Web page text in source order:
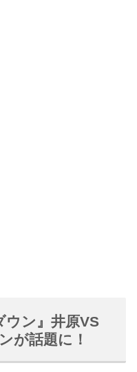
ン』井原VS
が話題に！